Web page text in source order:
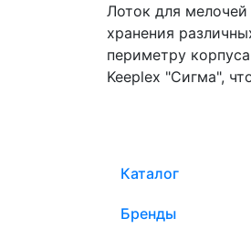
Лоток для
хранения
периметру
Keeplex "Сигма",
Каталог
Бренды